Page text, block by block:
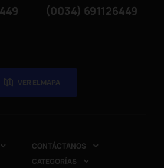
(0034) 691126449
VER EL MAPA
 CONTÁCTANOS 
CATEGORÍAS 